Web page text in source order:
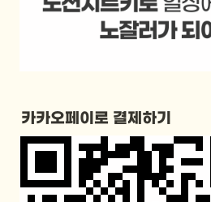
카카오페이로 결제하기